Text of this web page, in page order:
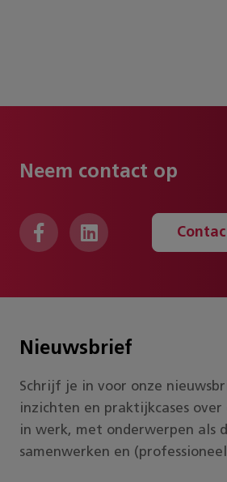
Neem contact op
Nieuwsbrief
Schrijf je in voor onze
inzichten en praktijkcases
in werk, met onderwerpen als
samenwerken en